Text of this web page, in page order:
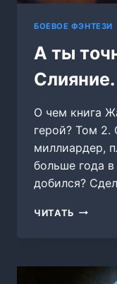
БОЕВОЕ ФЭНТЕЗИ
А ты
О чем книга
герой? Том 2.
миллиардер,
больше года
добился?
ЧИТАТЬ А
ТОМ